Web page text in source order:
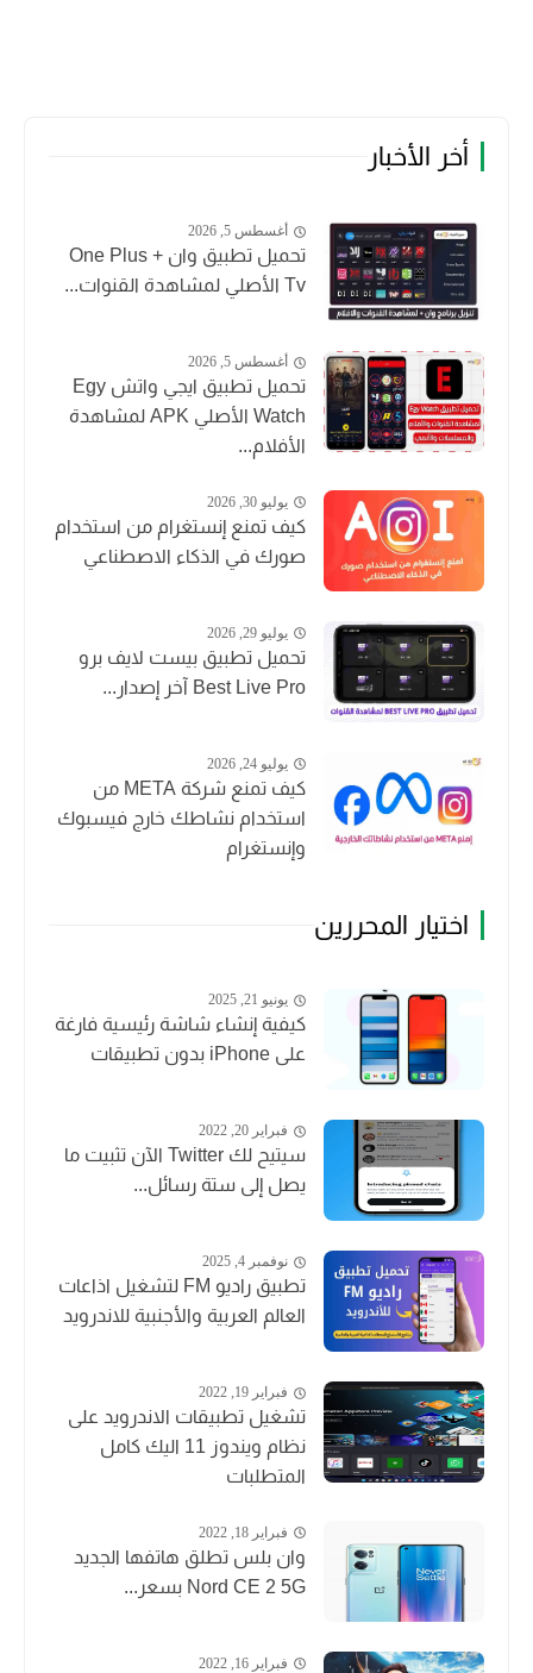
أخر الأخبار
أغسطس 5, 2026
تحميل تطبيق وان + One Plus
Tv الأصلي لمشاهدة القنوات...
أغسطس 5, 2026
تحميل تطبيق ايجي واتش Egy
Watch الأصلي APK لمشاهدة
الأفلام...
يوليو 30, 2026
كيف تمنع إنستغرام من استخدام
صورك في الذكاء الاصطناعي
يوليو 29, 2026
تحميل تطبيق بيست لايف برو
Best Live Pro آخر إصدار...
يوليو 24, 2026
كيف تمنع شركة META من
استخدام نشاطك خارج فيسبوك
وإنستغرام
اختيار المحررين
يونيو 21, 2025
كيفية إنشاء شاشة رئيسية فارغة
على iPhone بدون تطبيقات
فبراير 20, 2022
سيتيح لك Twitter الآن تثبيت ما
يصل إلى ستة رسائل...
نوفمبر 4, 2025
تطبيق راديو FM لتشغيل اذاعات
العالم العربية والأجنبية للاندرويد
فبراير 19, 2022
تشغيل تطبيقات الاندرويد على
نظام ويندوز 11 اليك كامل
المتطلبات
فبراير 18, 2022
وان بلس تطلق هاتفها الجديد
Nord CE 2 5G بسعر...
فبراير 16, 2022